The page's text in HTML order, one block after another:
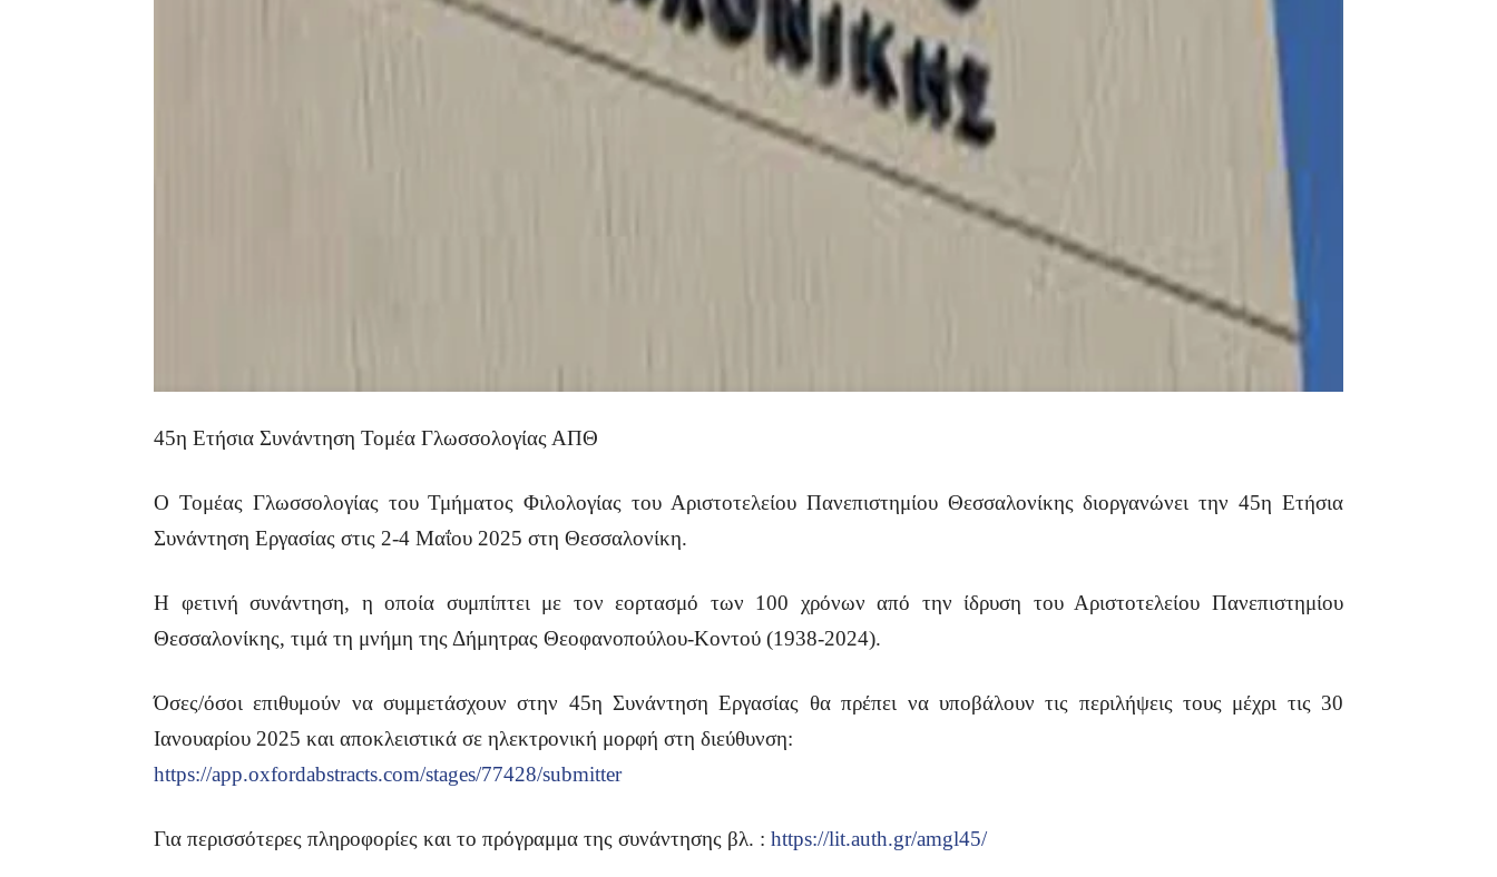
45η Ετήσια Συνάντηση Τομέα Γλωσσολογίας ΑΠΘ
Ο Τομέας Γλωσσολογίας του Τμήματος Φιλολογίας του Αριστοτελείου Πανεπιστημίου Θεσσαλονίκης διοργανώνει την 45η Ετήσια
Συνάντηση Εργασίας στις 2-4 Μαΐου 2025 στη Θεσσαλονίκη.
Η φετινή συνάντηση, η οποία συμπίπτει με τον εορτασμό των 100 χρόνων από την ίδρυση του Αριστοτελείου Πανεπιστημίου
Θεσσαλονίκης, τιμά τη μνήμη της Δήμητρας Θεοφανοπούλου-Κοντού (1938-2024).
Όσες/όσοι επιθυμούν να συμμετάσχουν στην 45η Συνάντηση Εργασίας θα πρέπει να υποβάλουν τις περιλήψεις τους μέχρι τις 30
Ιανουαρίου 2025 και αποκλειστικά σε ηλεκτρονική μορφή στη διεύθυνση:
https://app.oxfordabstracts.com/stages/77428/submitter
Για περισσότερες πληροφορίες και το πρόγραμμα της συνάντησης βλ. : https://lit.auth.gr/amgl45/